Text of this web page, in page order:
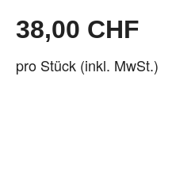
38,00 CHF
pro Stück (inkl. MwSt.)